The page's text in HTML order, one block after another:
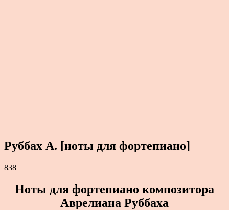
Руббах А. [ноты для фортепиано]
838
Ноты для фортепиано композитора
Аврелиана Руббаха